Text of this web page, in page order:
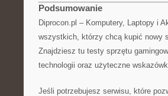
Podsumowanie
Diprocon.pl – Komputery, Laptopy i
wszystkich, którzy chcą kupić nowy
Znajdziesz tu testy sprzętu
technologii oraz użyteczne
Jeśli potrzebujesz serwisu, które